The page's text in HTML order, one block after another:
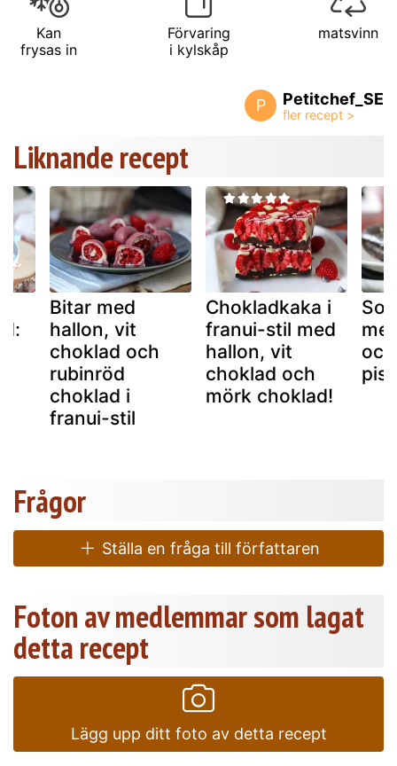
Kan
frysas in
Förvaring
i kylskåp
matsvinn
P Petitchef_SE
Liknande recept
Bitar med
hallon, vit
choklad och
rubinröd
choklad i
franui-stil
Chokladkaka i
franui-stil med
hallon, vit
choklad och
mörk choklad!
och
Frågor
Ställa en fråga till författaren
Foton av medlemmar som lagat
detta recept
Lägg upp ditt foto av detta recept